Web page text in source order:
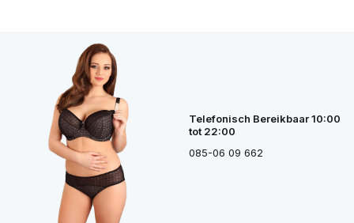
Telefonisch Bereikbaar 10:00
tot 22:00
085-06 09 662